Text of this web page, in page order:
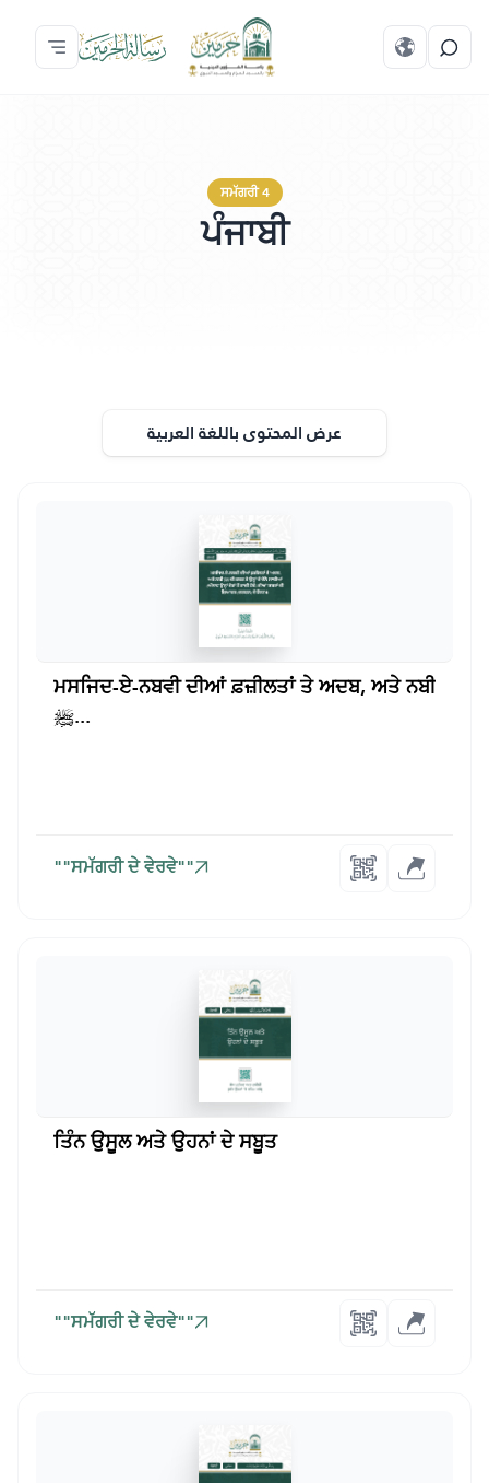
ਸਮੱਗਰੀ 4
ਪੰਜਾਬੀ
عرض المحتوى باللغة العربية
ਮਸਜਿਦ-ਏ-ਨਬਵੀ ਦੀਆਂ ਫ਼ਜ਼ੀਲਤਾਂ ਤੇ ਅਦਬ, ਅਤੇ ਨਬੀ
ﷺ...
""ਸਮੱਗਰੀ ਦੇ ਵੇਰਵੇ""
ਤਿੰਨ ਉਸੂਲ ਅਤੇ ਉਹਨਾਂ ਦੇ ਸਬੂਤ
""ਸਮੱਗਰੀ ਦੇ ਵੇਰਵੇ""